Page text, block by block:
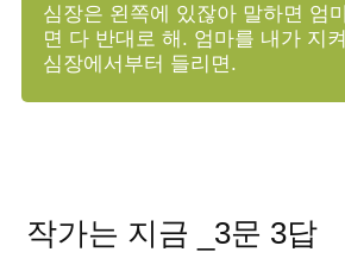
심장은 왼쪽에 있잖아 말하면 엄
면 다 반대로 해. 엄마를 내가 지
심장에서부터 들리면.
작가는 지금 _3문 3답